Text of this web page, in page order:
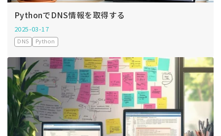
PythonでDNS情報を取得する
2025-03-17
DNS Python